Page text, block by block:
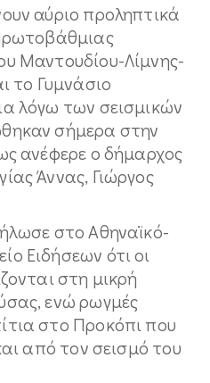
αύριο προληπτικά
Μαντουδίου-Λίμνης-
το Γυμνάσιο
λόγω των σεισμικών
σήμερα στην
ανέφερε ο δήμαρχος
Άννας, Γιώργος
στο Αθηναϊκό-
Ειδήσεων ότι οι
στη μικρή
ενώ ρωγμές
στο Προκόπι που
από τον σεισμό του